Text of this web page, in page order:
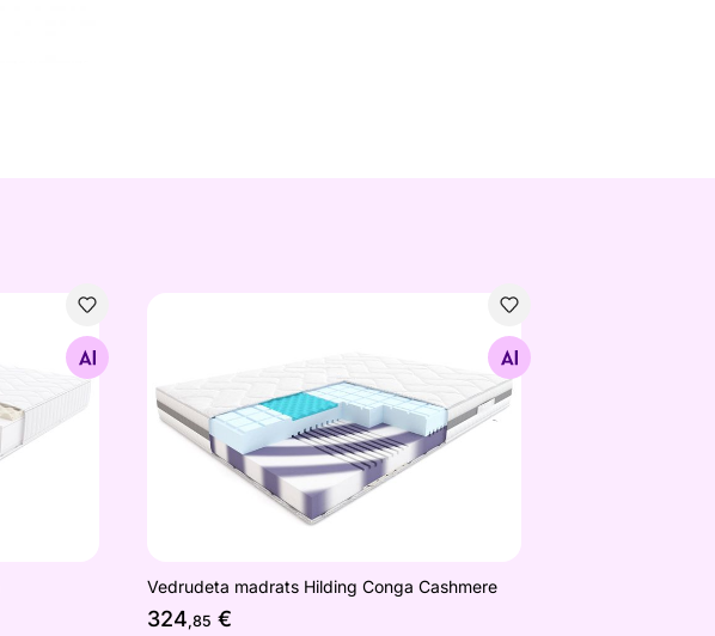
Vedrudeta madrats Hilding Conga Cashmere
Vedrudeta madrats Hilding Conga Cashmere
324,85 €